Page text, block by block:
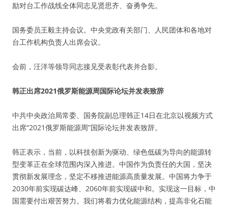
励对台工作战线全体同志见贤思齐、奋勇争先。
国务委员王毅主持会议。中央党政有关部门、人民团体和各地对
台工作机构负责人出席会议。
会前，汪洋等领导同志接见受表彰代表并合影。
韩正出席2021俄罗斯能源周国际论坛并发表致辞
中共中央政治局常委、国务院副总理韩正14日在北京以视频方式
出席“2021俄罗斯能源周”国际论坛并发表致辞。
韩正表示，当前，以科技创新为驱动、绿色低碳为导向的能源转
型变革正在全球范围内深入推进。中国作为负责任的大国，坚决
贯彻新发展理念，坚定不移推进能源高质量发展。中国将力争于
2030年前实现碳达峰、2060年前实现碳中和。实现这一目标，中
国需要付出艰苦努力。我们将着力优化能源结构，提高非化石能